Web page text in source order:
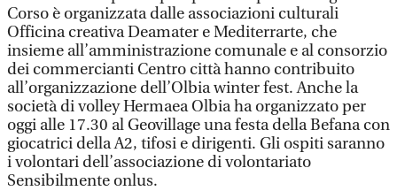
Corso è organizzata dalle associazioni culturali
Officina creativa Deamater e Mediterrarte, che
insieme all’amministrazione comunale e al consorzio
dei commercianti Centro città hanno contribuito
all’organizzazione dell’Olbia winter fest. Anche la
società di volley Hermaea Olbia ha organizzato per
oggi alle 17.30 al Geovillage una festa della Befana con
giocatrici della A2, tifosi e dirigenti. Gli ospiti saranno
i volontari dell’associazione di volontariato
Sensibilmente onlus.